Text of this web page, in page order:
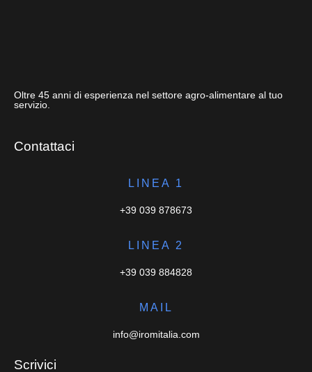
Oltre 45 anni di esperienza nel settore agro-alimentare al tuo
servizio.
Contattaci
LINEA 1
+39 039 878673
LINEA 2
+39 039 884828
MAIL
info@iromitalia.com
Scrivici